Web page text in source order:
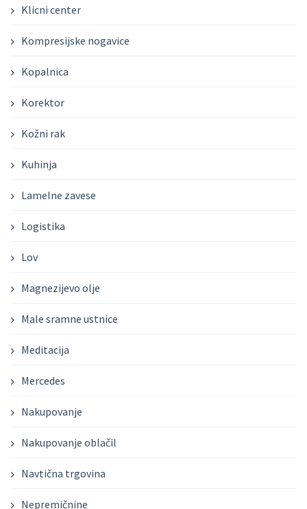
Klicni center
Kompresijske nogavice
Kopalnica
Korektor
Kožni rak
Kuhinja
Lamelne zavese
Logistika
Lov
Magnezijevo olje
Male sramne ustnice
Meditacija
Mercedes
Nakupovanje
Nakupovanje oblačil
Navtična trgovina
Nepremičnine